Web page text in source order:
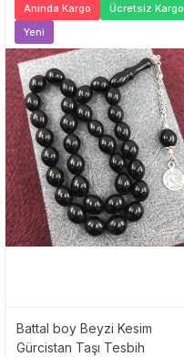
Anında Kargo
Ücretsiz Kargo
Yeni
Battal boy Beyzi Kesim
Gürcistan Taşı Tesbih